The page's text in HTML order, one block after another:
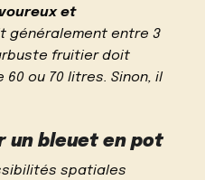
et
généralement entre 3
fruitier doit
ou 70 litres. Sinon, il
un bleuet en pot
spatiales